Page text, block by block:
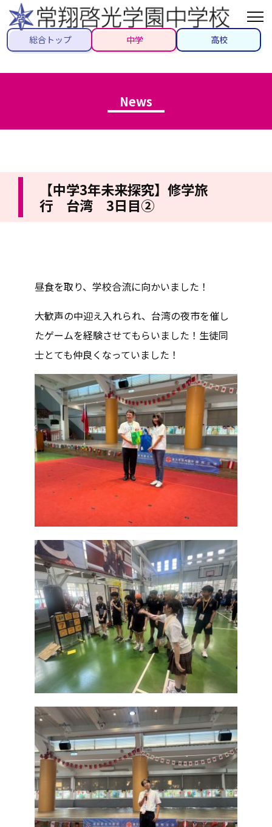
総合トップ 中学 高校
News
【中学3年未来探究】修学旅
行 台湾 3日目②
昼食を取り、学校合流に向かいました！
大歓声の中迎え入れられ、台湾の夜市を催し
たゲームを経験させてもらいました！生徒同
士とても仲良くなっていました！